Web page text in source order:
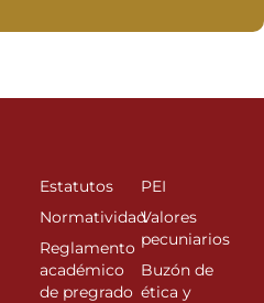
Estatutos
Normatividad
Reglamento
académico
de pregrado
PEI
Valores
pecuniarios
Buzón de
ética y